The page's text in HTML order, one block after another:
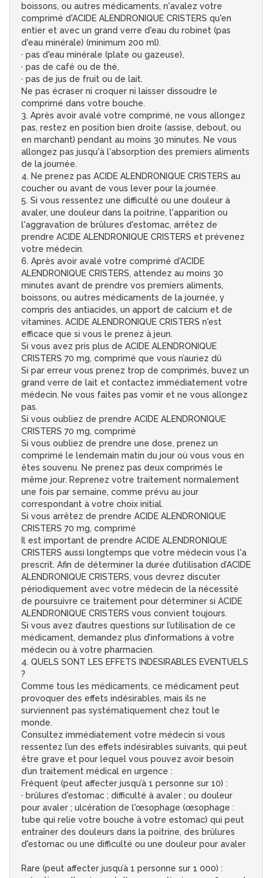
boissons, ou autres médicaments, n'avalez votre
comprimé d'ACIDE ALENDRONIQUE CRISTERS qu'en
entier et avec un grand verre d'eau du robinet (pas
d'eau minérale) (minimum 200 ml).
· pas d'eau minérale (plate ou gazeuse),
· pas de café ou de thé,
· pas de jus de fruit ou de lait.
Ne pas écraser ni croquer ni laisser dissoudre le
comprimé dans votre bouche.
3. Après avoir avalé votre comprimé, ne vous allongez
pas, restez en position bien droite (assise, debout, ou
en marchant) pendant au moins 30 minutes. Ne vous
allongez pas jusqu'à l'absorption des premiers aliments
de la journée.
4. Ne prenez pas ACIDE ALENDRONIQUE CRISTERS au
coucher ou avant de vous lever pour la journée.
5. Si vous ressentez une difficulté ou une douleur à
avaler, une douleur dans la poitrine, l'apparition ou
l'aggravation de brûlures d'estomac, arrêtez de
prendre ACIDE ALENDRONIQUE CRISTERS et prévenez
votre médecin.
6. Après avoir avalé votre comprimé d'ACIDE
ALENDRONIQUE CRISTERS, attendez au moins 30
minutes avant de prendre vos premiers aliments,
boissons, ou autres médicaments de la journée, y
compris des antiacides, un apport de calcium et de
vitamines. ACIDE ALENDRONIQUE CRISTERS n'est
efficace que si vous le prenez à jeun.
Si vous avez pris plus de ACIDE ALENDRONIQUE
CRISTERS 70 mg, comprimé que vous n’auriez dû
Si par erreur vous prenez trop de comprimés, buvez un
grand verre de lait et contactez immédiatement votre
médecin. Ne vous faites pas vomir et ne vous allongez
pas.
Si vous oubliez de prendre ACIDE ALENDRONIQUE
CRISTERS 70 mg, comprimé
Si vous oubliez de prendre une dose, prenez un
comprimé le lendemain matin du jour où vous vous en
êtes souvenu. Ne prenez pas deux comprimés le
même jour. Reprenez votre traitement normalement
une fois par semaine, comme prévu au jour
correspondant à votre choix initial.
Si vous arrêtez de prendre ACIDE ALENDRONIQUE
CRISTERS 70 mg, comprimé
Il est important de prendre ACIDE ALENDRONIQUE
CRISTERS aussi longtemps que votre médecin vous l'a
prescrit. Afin de déterminer la durée d’utilisation d’ACIDE
ALENDRONIQUE CRISTERS, vous devrez discuter
périodiquement avec votre médecin de la nécessité
de poursuivre ce traitement pour déterminer si ACIDE
ALENDRONIQUE CRISTERS vous convient toujours.
Si vous avez d’autres questions sur l’utilisation de ce
médicament, demandez plus d’informations à votre
médecin ou à votre pharmacien.
4. QUELS SONT LES EFFETS INDESIRABLES EVENTUELS
?
Comme tous les médicaments, ce médicament peut
provoquer des effets indésirables, mais ils ne
surviennent pas systématiquement chez tout le
monde.
Consultez immédiatement votre médecin si vous
ressentez l’un des effets indésirables suivants, qui peut
être grave et pour lequel vous pouvez avoir besoin
d’un traitement médical en urgence :
Fréquent (peut affecter jusqu’à 1 personne sur 10) :
· brûlures d'estomac ; difficulté à avaler ; ou douleur
pour avaler ; ulcération de l'œsophage (œsophage :
tube qui relie votre bouche à votre estomac) qui peut
entraîner des douleurs dans la poitrine, des brûlures
d'estomac ou une difficulté ou une douleur pour avaler
Rare (peut affecter jusqu’à 1 personne sur 1 000) :